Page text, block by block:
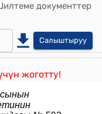
документтер
Салыштыруу
жоготту!